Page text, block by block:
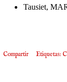
Tausiet,
Compartir Etiquetas: